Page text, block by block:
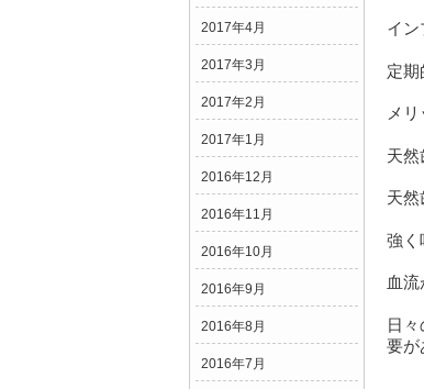
2017年4月
2017年3月
2017年2月
2017年1月
2016年12月
2016年11月
2016年10月
2016年9月
2016年8月
2016年7月
イン
定期
メ
天然
天然
強く
血
日
要が